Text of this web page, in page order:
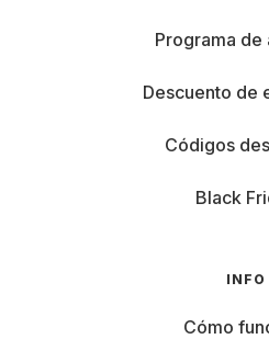
Programa de
Descuento de
Códigos
Black
INFO
Cómo